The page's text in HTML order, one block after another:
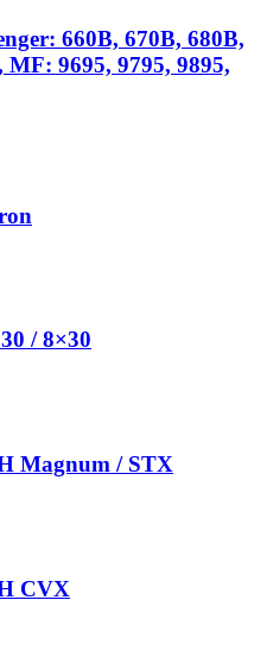
660B, 670B, 680B,
MF: 9695, 9795, 9895,
/ 8×30
Magnum / STX
CVX